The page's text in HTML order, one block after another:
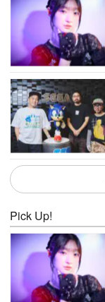
Pick Up!